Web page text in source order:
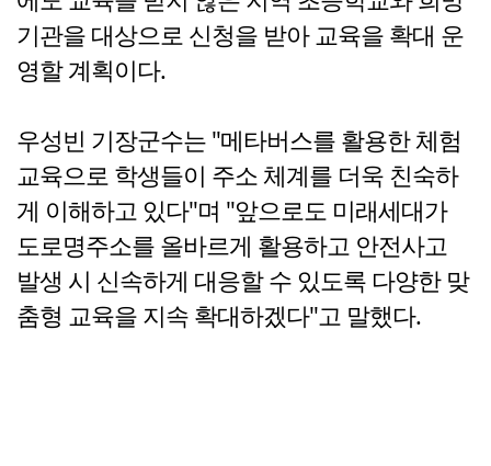
기관을 대상으로 신청을 받아 교육을 확대 운
영할 계획이다.
우성빈 기장군수는 "메타버스를 활용한 체험
교육으로 학생들이 주소 체계를 더욱 친숙하
게 이해하고 있다"며 "앞으로도 미래세대가
도로명주소를 올바르게 활용하고 안전사고
발생 시 신속하게 대응할 수 있도록 다양한 맞
춤형 교육을 지속 확대하겠다"고 말했다.